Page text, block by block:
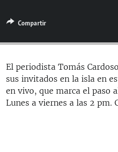
ESPECIALES
ESPECIALES
LA REALIDAD DE LA VIVIENDA
SER VIEJO EN CUBA
KENTU-CUBANO
MULTIMEDIA
EDITORIALES
SÍGUENOS
Compartir
El periodista Tomás
sus invitados en la isla en
en vivo, que marca el paso
Lunes a viernes a las 2 pm.